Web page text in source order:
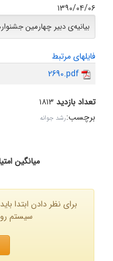
۱۳۹۰/۰۴/۰۶
بیانیه‌ى دبیر چهارمین
فایلهای مرتبط
2690.pdf
تعداد بازدید ۱۸۱۳
برچسب:رشد جوانه
میانگین امتیاز
برای نظر دادن ابتدا
سیستم